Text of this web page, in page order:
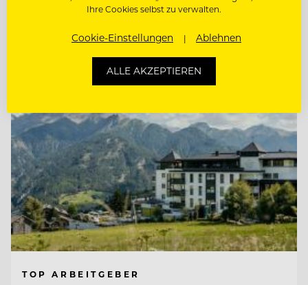
Entdecke alle Jobs
TOP ARBEITGEBER
Ihre Cookies selbst zu verwalten.
Cookie-Einstellungen Ablehnen
ALLE AKZEPTIEREN